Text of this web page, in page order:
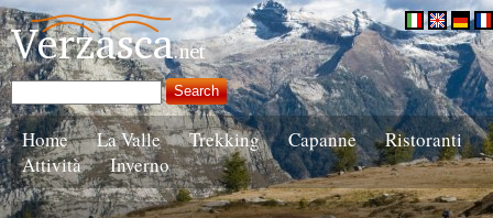
Home La Valle Trekking Capanne
Ristoranti
Attività
Inverno